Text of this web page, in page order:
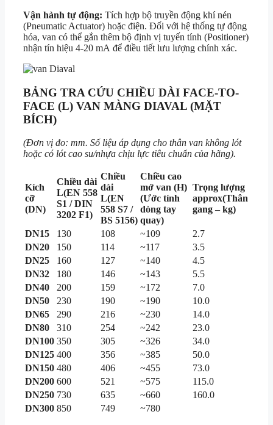
Vận hành tự động: Tích hợp bộ truyền động khí nén
(Pneumatic Actuator) hoặc điện. Đối với hệ thống tự động
hóa, van có thể gắn thêm bộ định vị tuyến tính (Positioner)
nhận tín hiệu 4-20 mA để điều tiết lưu lượng chính xác.
BẢNG TRA CỨU CHIỀU DÀI FACE-TO-
FACE (L) VAN MÀNG DIAVAL (MẶT
BÍCH)
(Đơn vị đo: mm. Số liệu áp dụng cho thân van không lót
hoặc có lót cao su/nhựa chịu lực tiêu chuẩn của hãng).
Kích
cỡ
(DN)
Chiều dài
L(EN 558
S1 / DIN
3202 F1)
Chiều
dài
L(EN
558 S7 /
BS 5156)
Chiều cao
mở van (H)
(Ước tính
dòng tay
quay)
Trọng lượng
approx(Thân
gang – kg)
DN15 130 108 ~109
2.7
DN20
150 114 ~117
3.5
DN25
160 127 ~140
4.5
DN32
180 146 ~143
5.5
DN40
200 159 ~172
7.0
DN50
230 190 ~190
10.0
DN65
290 216 ~230
14.0
DN80
310 254 ~242
23.0
DN100 350 305 ~326
34.0
DN125 400 356 ~385
50.0
DN150 480 406 ~455
73.0
DN200 600 521 ~575
115.0
DN250 730 635 ~660
160.0
DN300 850 749 ~780